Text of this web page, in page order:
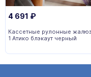
4 691 ₽
Кассетные рулонные
1 Атико блэкаут черный